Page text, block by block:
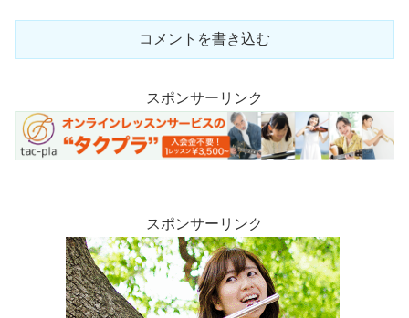
コメントを書き込む
スポンサーリンク
スポンサーリンク